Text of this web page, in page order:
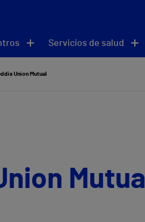
Servicios de salud
Union Mutual
Mutual